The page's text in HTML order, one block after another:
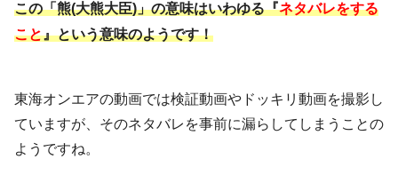
この「熊(大熊大臣)」の意味はいわゆる『ネタバレをする
こと』という意味のようです！
東海オンエアの動画では検証動画やドッキリ動画を撮影し
ていますが、そのネタバレを事前に漏らしてしまうことの
ようですね。